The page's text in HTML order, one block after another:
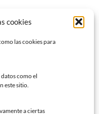
cookies
las cookies para
como el
este sitio.
a ciertas